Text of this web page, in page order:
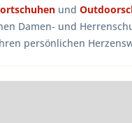
und
Damen- und
persönlichen